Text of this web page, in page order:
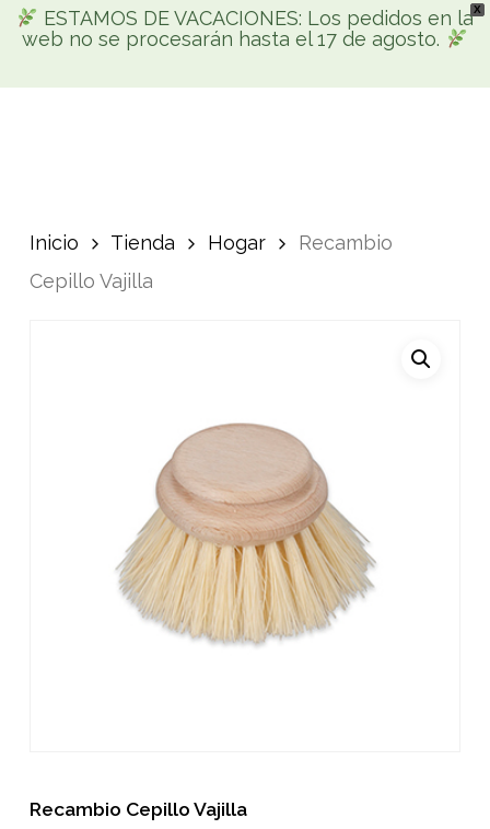
X
ESTAMOS DE VACACIONES: Los pedidos en la
web no se procesarán hasta el 17 de agosto.
Skip
mainBúsqueda
searchaccount
Inicio Tienda Hogar
Recambio
Cepillo Vajilla
Recambio Cepillo Vajilla